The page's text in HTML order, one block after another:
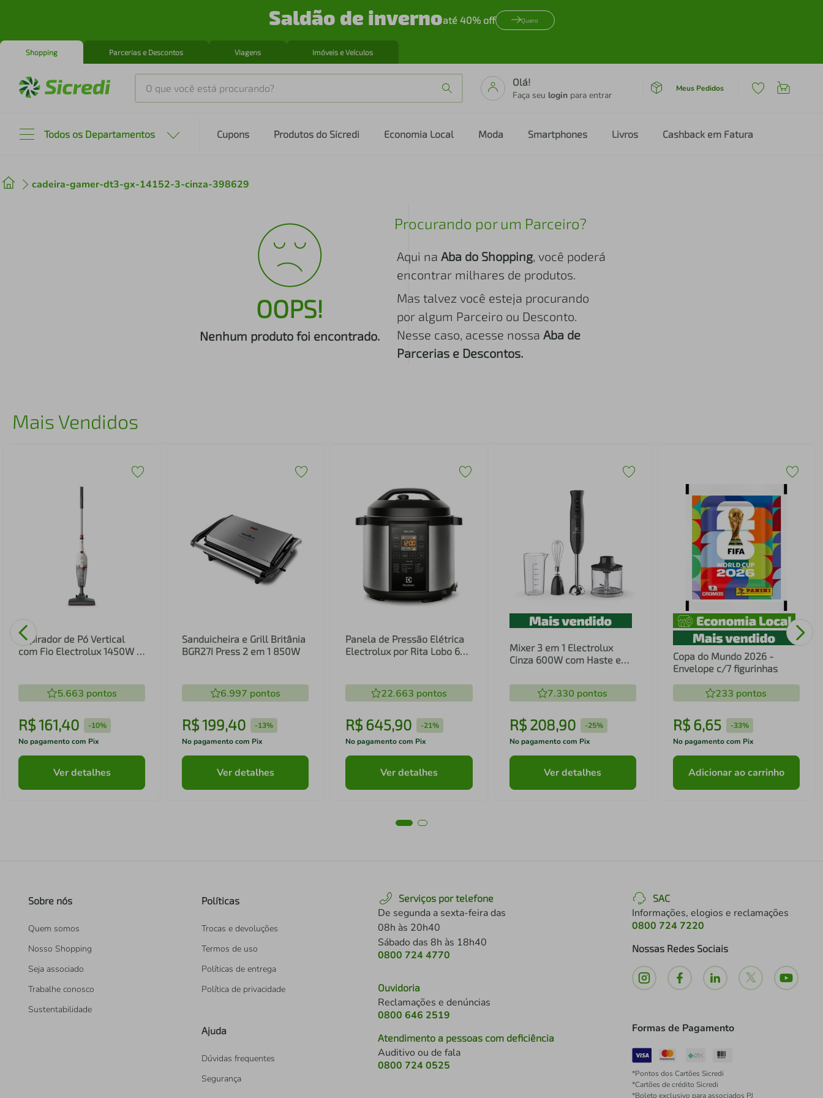
Saldão de invernoaté 40% off Quero
Shopping Parcerias e Descontos Viagens Imóveis e Veículos
O que você está procurando?
Olá!
Faça seu login para entrar
Meus Pedidos
Todos os Departamentos Cupons Produtos do Sicredi Economia Local Moda Smartphones Livros Cashback em Fatura
cadeira-gamer-dt3-gx-14152-3-cinza-398629
OOPS!
Nenhum produto foi encontrado.
Procurando por um Parceiro?
Aqui na Aba do Shopping, você poderá
encontrar milhares de produtos.
Mas talvez você esteja procurando
por algum Parceiro ou Desconto.
Nesse caso, acesse nossa Aba de
Parcerias e Descontos.
Mais Vendidos
Aspirador de Pó Vertical
com Fio Electrolux 1450W 2
5.663 pontos
R$161,40 -10%
No pagamento com Pix
Ver detalhes
Sanduicheira e Grill Britânia
BGR27I Press 2 em 1 850W
6.997 pontos
R$199,40 -13%
No pagamento com Pix
Ver detalhes
Panela de Pressão Elétrica
Electrolux por Rita Lobo 6L
22.663 pontos
R$645,90 -21%
No pagamento com Pix
Ver detalhes
Mixer 3 em 1 Electrolux
Cinza 600W com Haste em
(EIB20)
7.330 pontos
R$ 208,90 -25%
No pagamento com Pix
Ver detalhes
Copa do Mundo 2026 -
Envelope c/7 figurinhas
233 pontos
R$ 6,65 -33%
No pagamento com Pix
Adicionar ao carrinho
Sobre nós
Quem somos
Nosso Shopping
Seja associado
Trabalhe conosco
Sustentabilidade
Políticas
Trocas e devoluções
Termos de uso
Políticas de entrega
Política de privacidade
Ajuda
Dúvidas frequentes
Segurança
Serviços por telefone
De segunda a sexta-feira das
08h às 20h40
Sábado das 8h às 18h40
0800 724 4770
Ouvidoria
Reclamações e denúncias
0800 646 2519
Atendimento a pessoas com deficiência
Auditivo ou de fala
0800 724 0525
SAC
Informações, elogios e reclamações
0800 724 7220
Nossas Redes Sociais
Formas de Pagamento
*Pontos dos Cartões Sicredi
*Cartões de crédito Sicredi
*Boleto exclusivo para associados PJ
2º cafeteira